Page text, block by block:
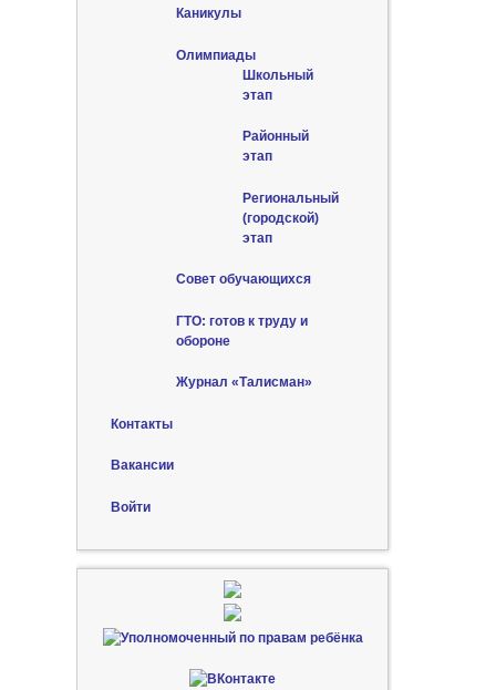
Каникулы
Олимпиады
Школьный
этап
Районный
этап
Региональный
(городской)
этап
Совет обучающихся
ГТО: готов к труду и
обороне
Журнал «Талисман»
Контакты
Вакансии
Войти